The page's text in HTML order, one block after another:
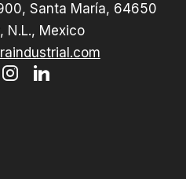
Santa María, 64650
N.L., Mexico